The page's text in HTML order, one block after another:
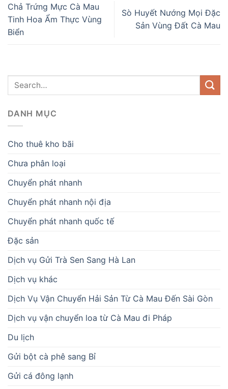
Chả Trứng Mực Cà Mau
Tinh Hoa Ẩm Thực Vùng
Biển
Sò Huyết Nướng Mọi Đặc
Sản Vùng Đất Cà Mau
DANH MỤC
Cho thuê kho bãi
Chưa phân loại
Chuyển phát nhanh
Chuyển phát nhanh nội địa
Chuyển phát nhanh quốc tế
Đặc sản
Dịch vụ Gửi Trà Sen Sang Hà Lan
Dịch vụ khác
Dịch Vụ Vận Chuyển Hải Sản Từ Cà Mau Đến Sài Gòn
Dịch vụ vận chuyển loa từ Cà Mau đi Pháp
Du lịch
Gửi bột cà phê sang Bỉ
Gửi cá đông lạnh